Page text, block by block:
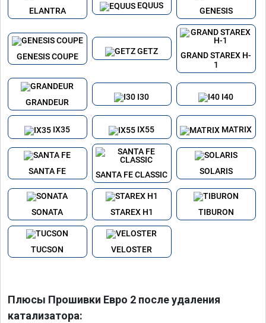
ELANTRA
EQUUS
GENESIS
GENESIS COUPE
GETZ
GRAND STAREX H-
1
GRANDEUR
I30 I40
IX35 IX55 MATRIX
SANTA FE SANTA FE CLASSIC SOLARIS
SONATA STAREX H1 TIBURON
TUCSON VELOSTER
Плюсы Прошивки Евро 2 после удаления
катализатора: